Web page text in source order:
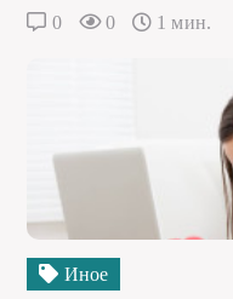
0 0 1 мин.
Иное